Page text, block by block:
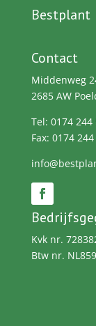
Bestplant
Contact
Middenweg
2685 AW
Tel: 0174 244
Fax: 0174 244
Kvk nr.
Btw nr.